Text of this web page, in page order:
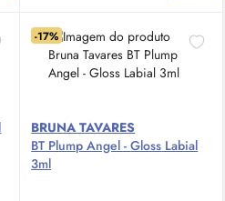
-17%
BRUNA TAVARES
BT Plump Angel -Gloss Labial
3ml